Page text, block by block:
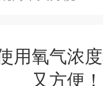
用氧气浓
又方便！